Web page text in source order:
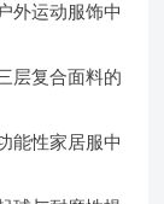
外运动服饰中
层复合面料的
能性家居服中